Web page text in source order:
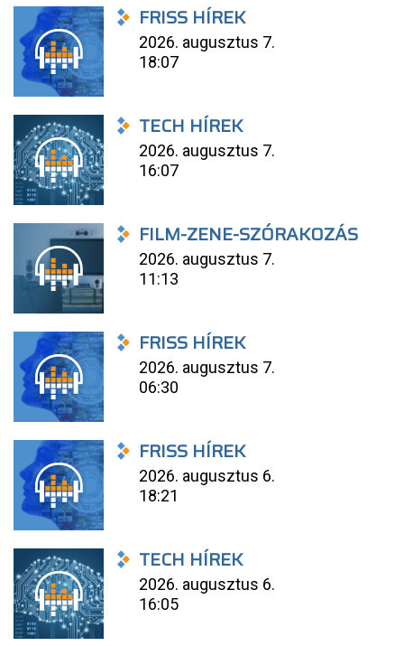
FRISS HÍREK
2026. augusztus 7.
18:07
TECH HÍREK
2026. augusztus 7.
16:07
FILM-ZENE-SZÓRAKOZÁS
2026. augusztus 7.
11:13
FRISS HÍREK
2026. augusztus 7.
06:30
FRISS HÍREK
2026. augusztus 6.
18:21
TECH HÍREK
2026. augusztus 6.
16:05